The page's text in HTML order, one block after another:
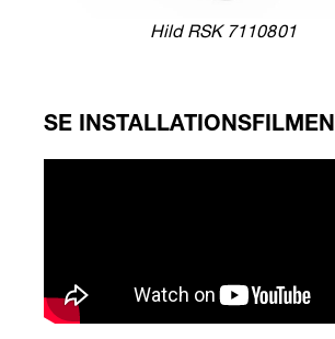
Hild RSK 7110801
SE INSTALLATIONSFILMEN